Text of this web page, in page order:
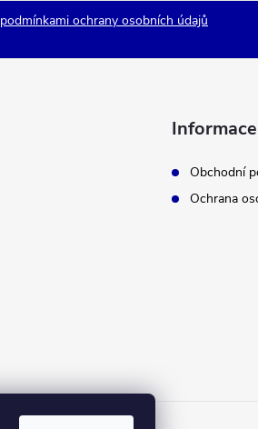
podmínkami ochrany osobních údajů
Obchodní
Ochrana